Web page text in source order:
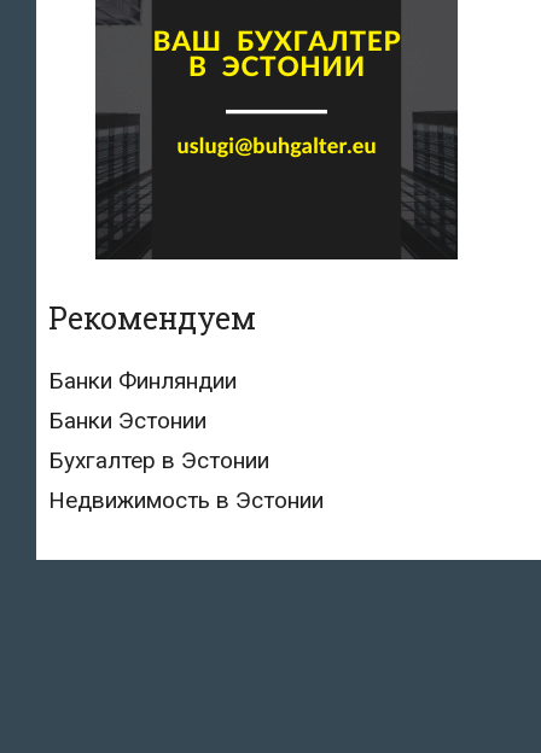
Рекомендуем
Банки Финляндии
Банки Эстонии
Бухгалтер в Эстонии
Недвижимость в Эстонии